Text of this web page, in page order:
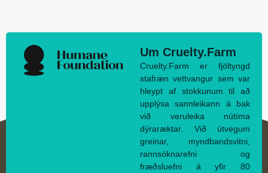
Um Cruelty.Farm
Cruelty.Farm er fjöltyngd
stafræn vettvangur sem var
hleypt af stokkunum til að
upplýsa sannleikann á bak
við veruleika nútíma
dýraræktar. Við útvegum
greinar, myndbandsvitni,
rannsóknarefni og
fræðsluefni á yfir 80